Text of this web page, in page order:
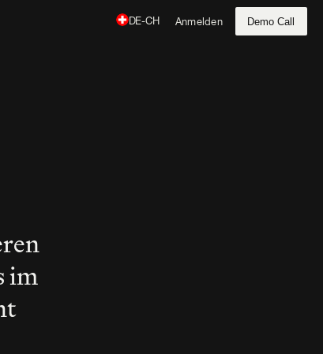
im
Anmelden
DE-CH Demo Call